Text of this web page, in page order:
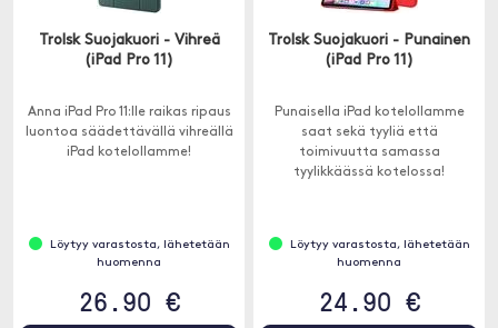
Trolsk Suojakuori - Vihreä
(iPad Pro 11)
Anna iPad Pro 11:lle raikas ripaus
luontoa säädettävällä vihreällä
iPad kotelollamme!
Löytyy varastosta, lähetetään
huomenna
26.90 €
Trolsk Suojakuori - Punainen
(iPad Pro 11)
Punaisella iPad kotelollamme
saat sekä tyyliä että
toimivuutta samassa
tyylikkäässä kotelossa!
Löytyy varastosta, lähetetään
huomenna
24.90 €